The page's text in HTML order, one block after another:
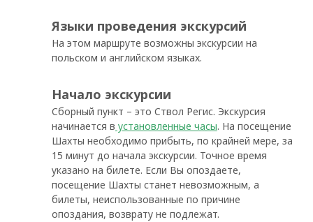
Языки проведения экскурсий
На этом маршруте возможны экскурсии на
польском и английском языках.
Начало экскурсии
Сборный пункт – это Ствол Регис. Экскурсия
начинается в установленные часы. На посещение
Шахты необходимо прибыть, по крайней мере, за
15 минут до начала экскурсии. Точное время
указано на билете. Если Вы опоздаете,
посещение Шахты станет невозможным, а
билеты, неиспользованные по причине
опоздания, возврату не подлежат.